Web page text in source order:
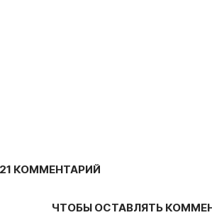
КОММЕНТАРИЙ
ЧТОБЫ ОСТАВЛЯТЬ